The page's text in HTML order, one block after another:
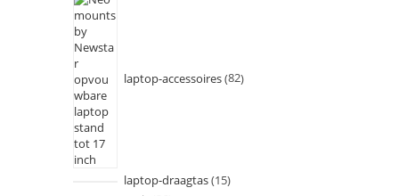
laptop-accessoires 82
laptop-draagtas 15